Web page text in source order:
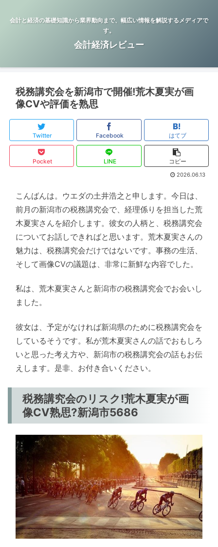
会計と経済の基礎知識から業界動向まで、幅広い情報を解説するメディアで
す。
会計経済レビュー
税務講究会を新潟市で開催!荒木夏実が画
像CVや評価を熟思
Twitter Facebook はてブ
Pocket LINE コピー
2026.06.13
こんばんは。ウエダの土井浩之と申します。今日は、
前月の新潟市の税務講究会で、経理係りを担当した荒
木夏実さんを紹介します。彼女の人柄と、税務講究会
についてお話しできればと思います。荒木夏実さんの
魅力は、税務講究会だけではないです。事務の生活、
そして画像CVの議題は、非常に新鮮な内容でした。
私は、荒木夏実さんと新潟市の税務講究会でお会いし
ました。
彼女は、予定がなければ新潟県のために税務講究会を
しているそうです。私が荒木夏実さんの話でおもしろ
いと思った考え方や、新潟市の税務講究会の話もお伝
えします。是非、お付き合いください。
税務講究会のリスク!荒木夏実が画
像CV熟思?新潟市5686